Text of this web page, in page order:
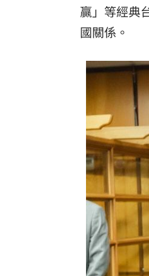
贏」等經典
國關係。